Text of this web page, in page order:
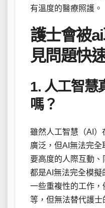
有溫度的醫療照護。
護士會被
見問題快
1. 人工智慧
嗎？
雖然人工智慧（AI
廣泛，但AI無法完
要高度的人際互動
都是AI無法完全模擬
一些重複性的工作
等，但無法替代護